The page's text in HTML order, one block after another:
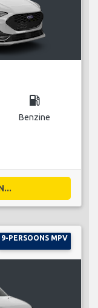
local_gas_station
Benzine
9-PERSOONS MPV